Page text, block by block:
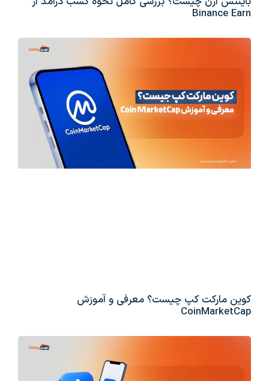
Binance Earn
کوین مارکت کپ چیست؟ معرفی و آموزش
CoinMarketCap